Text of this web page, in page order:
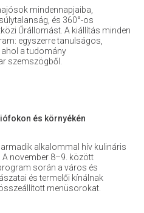
mindennapjaiba,
és 360°-os
Űrállomást. A kiállítás minden
egyszerre tanulságos,
ahol a tudomány
szemszögből.
és környékén
alkalommal hív kulináris
A november 8–9. között
során a város és
és termelői kínálnak
menüsorokat.